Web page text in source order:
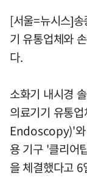
[서울=뉴시스]
기 유통업체와
다.
소화기 내시경
의료기기 유통
Endoscopy)'와
용 기구 '클리어
을 체결했다고 6